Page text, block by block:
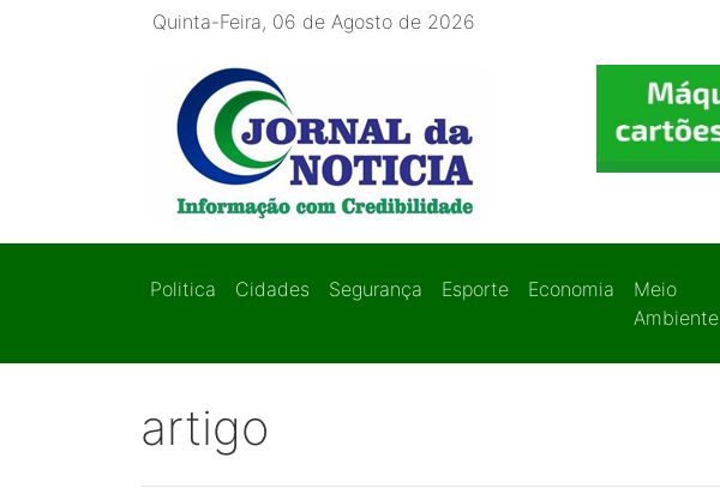
Quinta-Feira, 06 de Agosto de 2026
Politica Cidades Segurança Esporte Economia
Meio
Ambiente
artigo